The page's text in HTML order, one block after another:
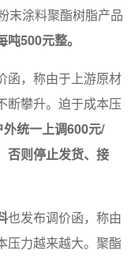
末涂料聚酯树脂产品
500元整。
函，称由于上游原材
断攀升。迫于成本压
统一上调600元/
否则停止发货、接
也发布调价函，称由
压力越来越大。聚酯